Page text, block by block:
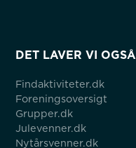
DET LAVER VI OGSÅ
Findaktiviteter.dk
Foreningsoversigt
Grupper.dk
Julevenner.dk
Nytårsvenner.dk